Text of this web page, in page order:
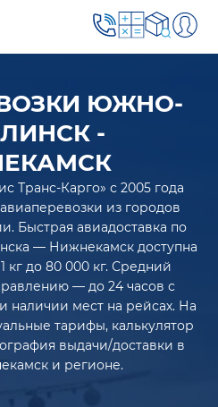
ЮЖНО-
-
Транс-Карго» с 2005 года
из городов
Быстрая авиадоставка по
— Нижнекамск доступна
кг до 80 000 кг. Средний
— до 24 часов с
наличии мест на рейсах. На
тарифы, калькулятор
выдачи/доставки в
и регионе.